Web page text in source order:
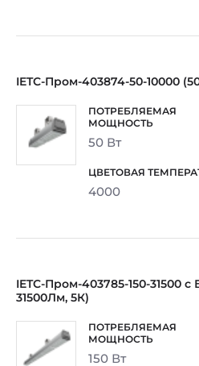
IETC-Пром-403874-50-10000
50 Вт
4000
IETC-Пром-403785-150-31500 с
31500Лм, 5К)
150 Вт